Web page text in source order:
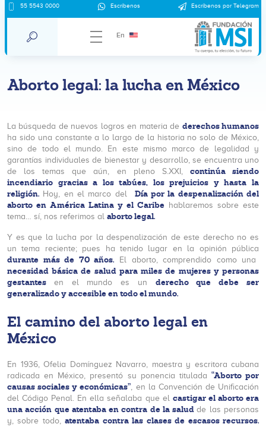
55 5543 0000 Escríbenos Escríbenos por Telegram
En
Aborto legal: la lucha en México
La búsqueda de nuevos logros en materia de derechos humanos
ha sido una constante a lo largo de la historia no solo de México,
sino de todo el mundo. En este mismo marco de legalidad y
garantías individuales de bienestar y desarrollo, se encuentra uno
de los temas que aún, en pleno S.XXI, continúa siendo
incendiario gracias a los tabúes, los prejuicios y hasta la
religión. Hoy, en el marco del Día por la despenalización del
aborto en América Latina y el Caribe hablaremos sobre este
tema… sí, nos referimos al aborto legal.
Y es que la lucha por la despenalización de este derecho no es
un tema reciente; pues ha tenido lugar en la opinión pública
durante más de 70 años. El aborto, comprendido como una
necesidad básica de salud para miles de mujeres y personas
gestantes
en el mundo es un derecho que debe ser
generalizado y accesible en todo el mundo.
El camino del aborto legal en
México
En 1936, Ofelia Domínguez Navarro, maestra y escritora cubana
radicada en México, presentó su ponencia titulada “Aborto por
causas sociales y económicas”, en la Convención de Unificación
del Código Penal. En ella señalaba que el castigar el aborto era
una acción que atentaba en contra de la saludde las personas
y, sobre todo,atentaba contra las clases de escasos recursos.